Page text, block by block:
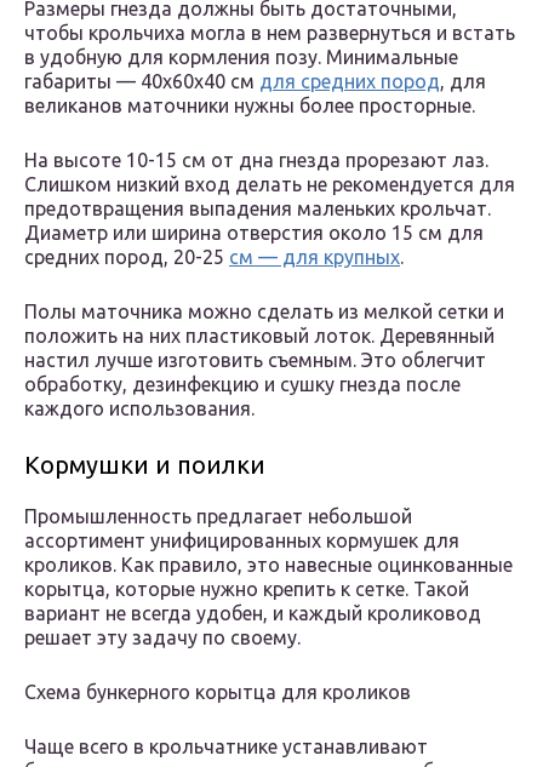
Размеры гнезда должны быть достаточными,
чтобы крольчиха могла в нем развернуться и встать
в удобную для кормления позу. Минимальные
габариты — 40х60х40 см для средних пород, для
великанов маточники нужны более просторные.
На высоте 10-15 см от дна гнезда прорезают лаз.
Слишком низкий вход делать не рекомендуется для
предотвращения выпадения маленьких крольчат.
Диаметр или ширина отверстия около 15 см для
средних пород, 20-25 см — для крупных.
Полы маточника можно сделать из мелкой сетки и
положить на них пластиковый лоток. Деревянный
настил лучше изготовить съемным. Это облегчит
обработку, дезинфекцию и сушку гнезда после
каждого использования.
Кормушки и поилки
Промышленность предлагает небольшой
ассортимент унифицированных кормушек для
кроликов. Как правило, это навесные оцинкованные
корытца, которые нужно крепить к сетке. Такой
вариант не всегда удобен, и каждый кроликовод
решает эту задачу по своему.
Схема бункерного корытца для кроликов
Чаще всего в крольчатнике устанавливают